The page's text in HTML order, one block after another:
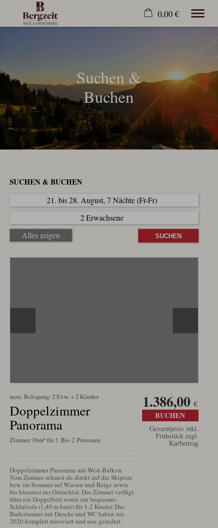
0,00 €
Suchen &
Buchen
SUCHEN & BUCHEN
21. bis 28. August, 7 Nächte (Fr-Fr)
2 Erwachsene
Alles zeigen
max. Belegung: 2 Erw. + 2 Kinder
Doppelzimmer
Panorama
Zimmer 36m² für 1 Bis 2 Personen
Doppelzimmer Panorama mit West-Balkon.
Vom Zimmer schaust du direkt auf die Skipiste
bzw. im Sommer auf Wiesen und Berge sowie
bis hinunter ins Ostrachtal. Das Zimmer verfügt
über ein Doppelbett sowie ein bequemes
Schlafsofa (1,40 m breit) für 1-2 Kinder. Das
Badezimmer mit Dusche und WC haben wir
2020 komplett renoviert und neu gestaltet.
1.386,00 €
BUCHEN
Gesamtpreis inkl.
Frühstück zzgl.
Kurbeitrag